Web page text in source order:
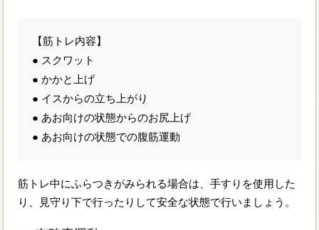
【筋トレ内容】
● スクワット
● かかと上げ
● イスからの立ち上がり
● あお向けの状態からのお尻上げ
● あお向けの状態での腹筋運動
筋トレ中にふらつきがみられる場合は、手すりを使用した
り、見守り下で行ったりして安全な状態で行いましょう。